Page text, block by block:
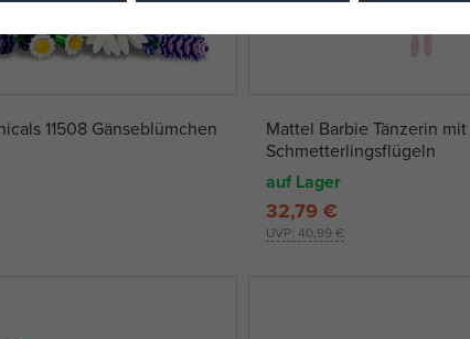
11508 Gänseblümchen
Mattel Barbie Tänzerin mit
Schmetterlingsflügeln
auf Lager
UVP: 40,99 €
32,79 €